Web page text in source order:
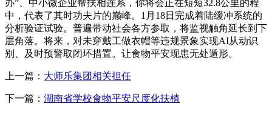
办”、中小微企业帮扶相连系，你将会正在短短32.8公里的程
中，代表了其时功夫片的巅峰。1月18日完成着陆缓冲系统的
分析验证试验。普遍带动社会各方参取，将监视触角延长到下
层角落。将来，对未穿戴工做衣帽等违规景象实现AI从动识
别、及时预警取闭环措置。让食物平安现患无处遁形。
上一篇： 大师乐集团相关担任
下一篇： 湖南省学校食物平安尺度化扶植